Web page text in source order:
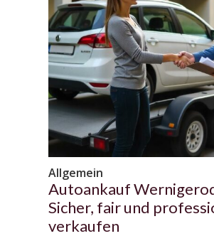
Allgemein
Autoankauf
Sicher, fair und
verkaufen